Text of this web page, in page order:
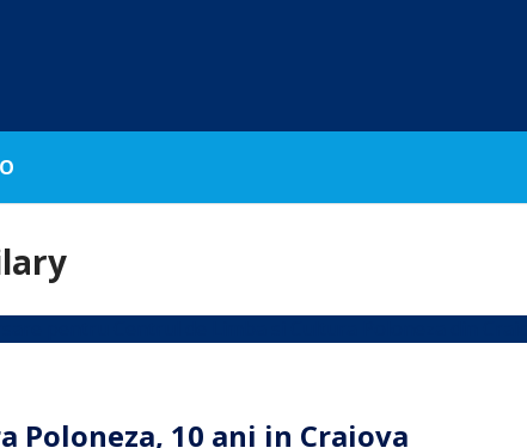
Poloneza, 10 ani in Craiova